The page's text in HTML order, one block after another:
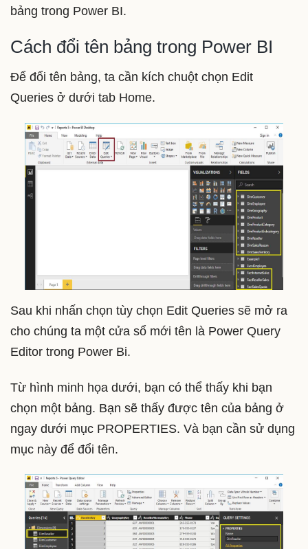
bảng trong Power BI.
Cách đổi tên bảng trong Power BI
Để đổi tên bảng, ta cần kích chuột chọn Edit
Queries ở dưới tab Home.
Sau khi nhấn chọn tùy chọn Edit Queries sẽ mở ra
cho chúng ta một cửa sổ mới tên là Power Query
Editor trong Power Bi.
Từ hình minh họa dưới, bạn có thể thấy khi bạn
chọn một bảng. Bạn sẽ thấy được tên của bảng ở
ngay dưới mục PROPERTIES. Và bạn cần sử dụng
mục này để đổi tên.